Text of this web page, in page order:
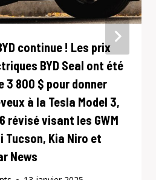
continue ! Les prix
BYD Seal ont été
3 800 $ pour donner
à la Tesla Model 3,
révisé visant les GWM
Tucson, Kia Niro et
News